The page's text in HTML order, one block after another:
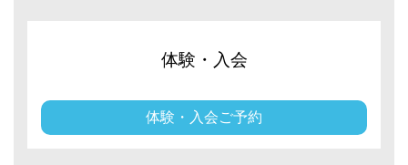
体験・入会
体験・入会ご予約